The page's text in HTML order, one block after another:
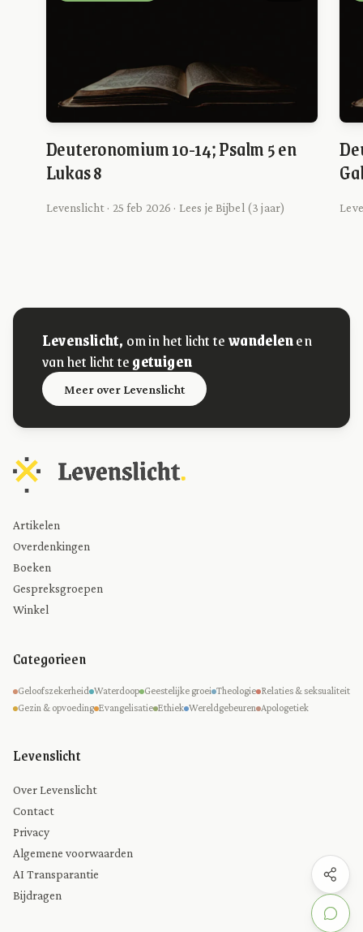
Deuteronomium 10-14; Psalm 5 en
Lukas 8
Levenslicht · 25 feb 2026 · Lees je Bijbel (3 jaar)
Levenslicht, om in het licht tewandelenen
van het licht tegetuigen
Meer over Levenslicht
Artikelen
Overdenkingen
Boeken
Gespreksgroepen
Winkel
Categorieen
Geloofszekerheid Waterdoop Geestelijke groei Theologie Relaties & seksualiteit
Gezin & opvoeding Evangelisatie Ethiek Wereldgebeuren Apologetiek
Levenslicht
Over Levenslicht
Contact
Privacy
Algemene voorwaarden
AI Transparantie
Bijdragen